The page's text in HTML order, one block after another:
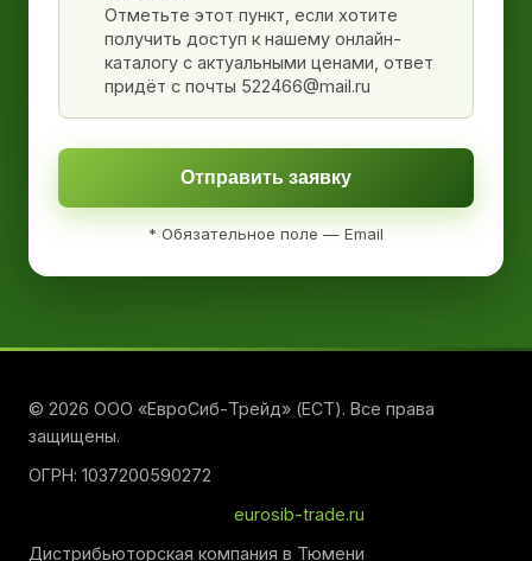
Отметьте этот пункт, если хотите
получить доступ к нашему онлайн-
каталогу с актуальными ценами, ответ
придёт с почты 522466@mail.ru
Отправить заявку
* Обязательное поле — Email
© 2026 ООО «ЕвроСиб-Трейд» (ЕСТ). Все права
защищены.
ОГРН: 1037200590272
eurosib-trade.ru
Дистрибьюторская компания в Тюмени